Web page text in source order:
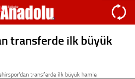
transferde ilk büyük
transferde ilk büyük hamle